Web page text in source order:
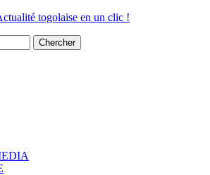
togolaise en un clic !